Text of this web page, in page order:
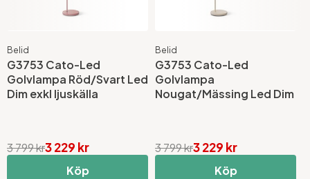
Belid
G3753 Cato-Led
Golvlampa Röd/Svart Led
Dim exkl ljuskälla
3 229 kr
3 799 kr
Köp
Belid
G3753 Cato-Led
Golvlampa
Nougat/Mässing Led Dim
3 229 kr
3 799 kr
Köp